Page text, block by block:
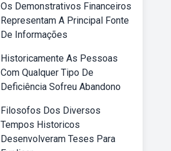
Os Demonstrativos Financeiros
Representam A Principal Fonte
De Informações
Historicamente As Pessoas
Com Qualquer Tipo De
Deficiência Sofreu Abandono
Filosofos Dos Diversos
Tempos Historicos
Desenvolveram Teses Para